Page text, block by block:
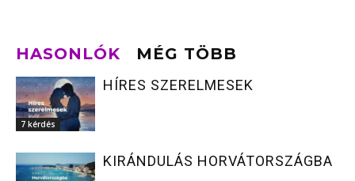
HASONLÓK MÉG TÖBB
7 kérdés
HÍRES SZERELMESEK
KIRÁNDULÁS HORVÁTORSZÁGBA